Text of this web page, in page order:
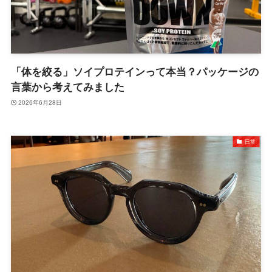
「体を絞る」ソイプロテインって本当？パッケージの
言葉から考えてみました
2026年6月28日
日常